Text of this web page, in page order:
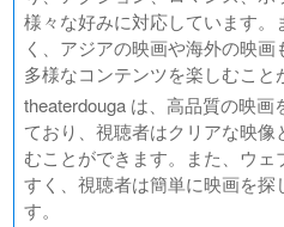
様々な好みに対応しています
く、アジアの映画や海外の映
多様なコンテンツを楽しむこと
theaterdouga は、高品質の映
ており、視聴者はクリアな映
むことができます。また、ウ
すく、視聴者は簡単に映画を探
す。